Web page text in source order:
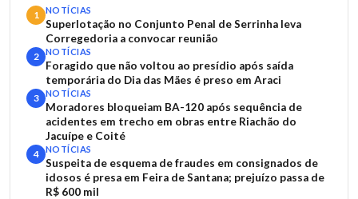
1 NOTÍCIAS
Superlotação no Conjunto Penal de Serrinha leva
Corregedoria a convocar reunião
2 NOTÍCIAS
Foragido que não voltou ao presídio após saída
temporária do Dia das Mães é preso em Araci
3 NOTÍCIAS
Moradores bloqueiam BA-120 após sequência de
acidentes em trecho em obras entre Riachão do
Jacuípe e Coité
4 NOTÍCIAS
Suspeita de esquema de fraudes em consignados de
idosos é presa em Feira de Santana; prejuízo passa de
R$ 600 mil